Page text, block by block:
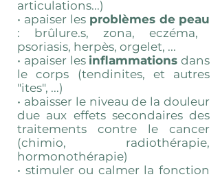
articulations...)
• apaiser les problèmes de peau
: brûlure.s, zona, eczéma,
psoriasis, herpès, orgelet, ...
• apaiser les inflammations dans
le corps (tendinites, et autres
"ites", ...)
• abaisser le niveau de la douleur
due aux effets secondaires des
traitements contre le cancer
(chimio, radiothérapie,
hormonothérapie)
• stimuler ou calmer la fonction